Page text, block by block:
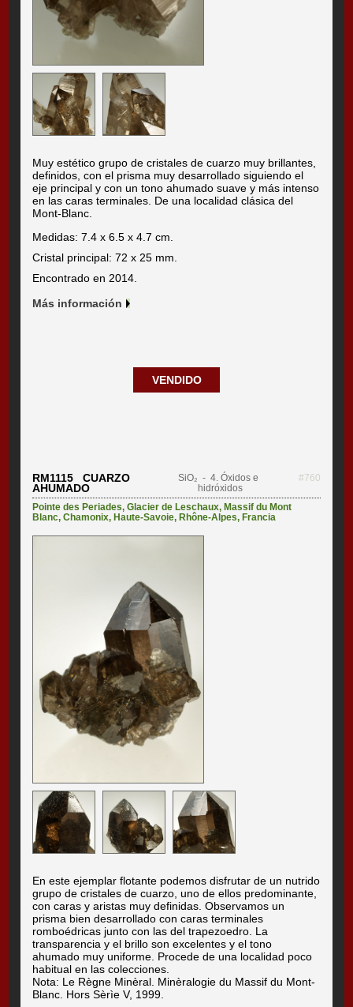
Muy estético grupo de cristales de cuarzo muy brillantes,
definidos, con el prisma muy desarrollado siguiendo el
eje principal y con un tono ahumado suave y más intenso
en las caras terminales. De una localidad clásica del
Mont-Blanc.
Medidas: 7.4 x 6.5 x 4.7 cm.
Cristal principal: 72 x 25 mm.
Encontrado en 2014.
Más información
VENDIDO
RM1115 CUARZO
AHUMADO
SiO₂ - 4. Óxidos e
hidróxidos
#760
Pointe des Periades,Glacier de Leschaux, Massif du Mont
Blanc,Chamonix,Haute-Savoie,Rhône-Alpes,Francia
En este ejemplar flotante podemos disfrutar de un nutrido
grupo de cristales de cuarzo, uno de ellos predominante,
con caras y aristas muy definidas. Observamos un
prisma bien desarrollado con caras terminales
romboédricas junto con las del trapezoedro. La
transparencia y el brillo son excelentes y el tono
ahumado muy uniforme. Procede de una localidad poco
habitual en las colecciones.
Nota: Le Règne Minèral. Minèralogie du Massif du Mont-
Blanc. Hors Sèrìe V, 1999.